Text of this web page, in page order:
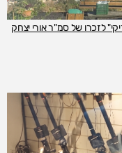
לזכרו של סמ"ר אורי יצחק